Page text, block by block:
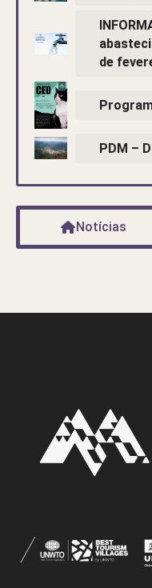
de
PDM –
Notícias